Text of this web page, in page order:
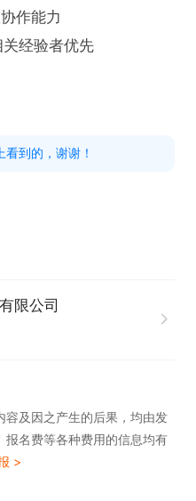
作能力
经验者优先
上看到的，谢谢！
上看到的，谢谢！
限公司
及因之产生的后果，均由发
名费等各种费用的信息均有
>